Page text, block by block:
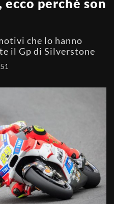
perchè son
che lo hanno
il Gp di Silverstone